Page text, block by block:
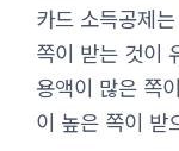
카드 소득공제
쪽이 받는 것이
용액이 많은 쪽
이 높은 쪽이 받